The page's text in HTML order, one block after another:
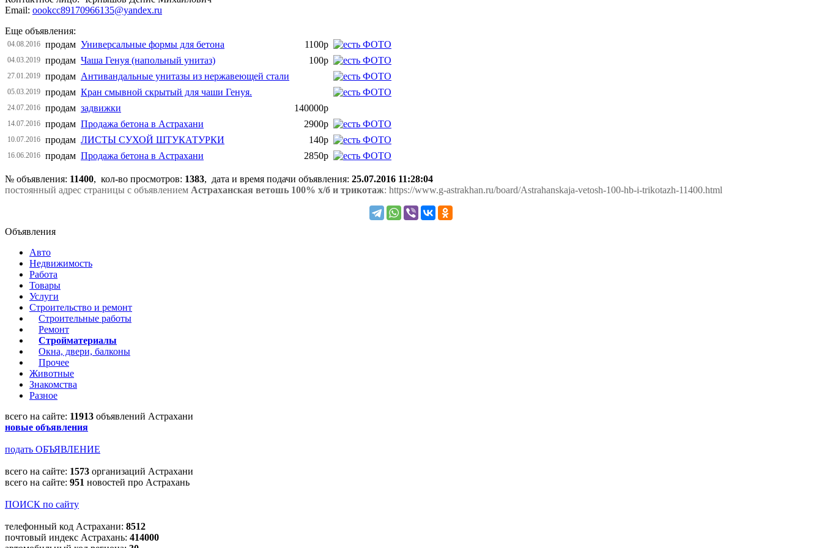
Email: oookcc89170966135@yandex.ru
Еще объявления:
04.08.2016 продам Универсальные формы для бетона 1100р
04.03.2019 продам Чаша Генуя (напольный унитаз) 100р
27.01.2019 продам Антивандальные унитазы из нержавеющей стали
05.03.2019 продам Кран смывной скрытый для чаши Генуя.
24.07.2016 продам задвижки 140000р
14.07.2016 продам Продажа бетона в Астрахани 2900р
10.07.2016 продам ЛИСТЫ СУХОЙ ШТУКАТУРКИ 140р
16.06.2016 продам Продажа бетона в Астрахани 2850р
№ объявления: 11400, кол-во просмотров: 1383, дата и время подачи объявления: 25.07.2016 11:28:04
постоянный адрес страницы с объявлением Астраханская ветошь 100% х/б и трикотаж: https://www.g-astrakhan.ru/board/Astrahanskaja-vetosh-100-hb-i-trikotazh-11400.html
Объявления
Авто
Недвижимость
Работа
Товары
Услуги
Строительство и ремонт
Строительные работы
Ремонт
Стройматериалы
Окна, двери, балконы
Прочее
Животные
Знакомства
Разное
всего на сайте: 11913 объявлений Астрахани
новые объявления
подать ОБЪЯВЛЕНИЕ
всего на сайте: 1573 организаций Астрахани
всего на сайте: 951 новостей про Астрахань
ПОИСК по сайту
телефонный код Астрахани: 8512
почтовый индекс Астрахань: 414000